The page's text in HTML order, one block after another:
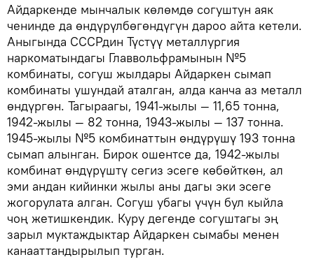
Айдаркенде мынчалык көлөмдө согуштун аяк
ченинде да өндүрүлбөгөндүгүн дароо айта кетели.
Аныгында СССРдин Түстүү металлургия
наркоматындагы Главвольфрамынын №5
комбинаты, согуш жылдары Айдаркен сымап
комбинаты ушундай аталган, алда канча аз металл
өндүргөн. Тагыраагы, 1941-жылы — 11,65 тонна,
1942-жылы — 82 тонна, 1943-жылы — 137 тонна.
1945-жылы №5 комбинаттын өндүрүшү 193 тонна
сымап алынган. Бирок ошентсе да, 1942-жылы
комбинат өндүрүштү сегиз эсеге көбөйткөн, ал
эми андан кийинки жылы аны дагы эки эсеге
жогорулата алган. Согуш убагы үчүн бул кыйла
чоң жетишкендик. Куру дегенде согуштагы эң
зарыл муктаждыктар Айдаркен сымабы менен
канааттандырылып турган.